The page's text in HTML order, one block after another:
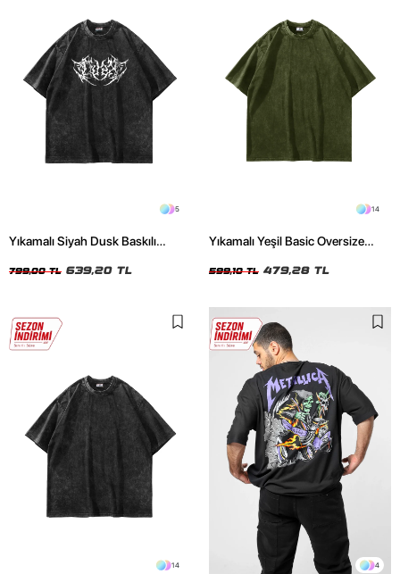
5
Yıkamalı Siyah Dusk Baskılı
799,00 TL 639,20 TL
14
Yıkamalı Yeşil Basic Oversize
599,10 TL 479,28 TL
14 4